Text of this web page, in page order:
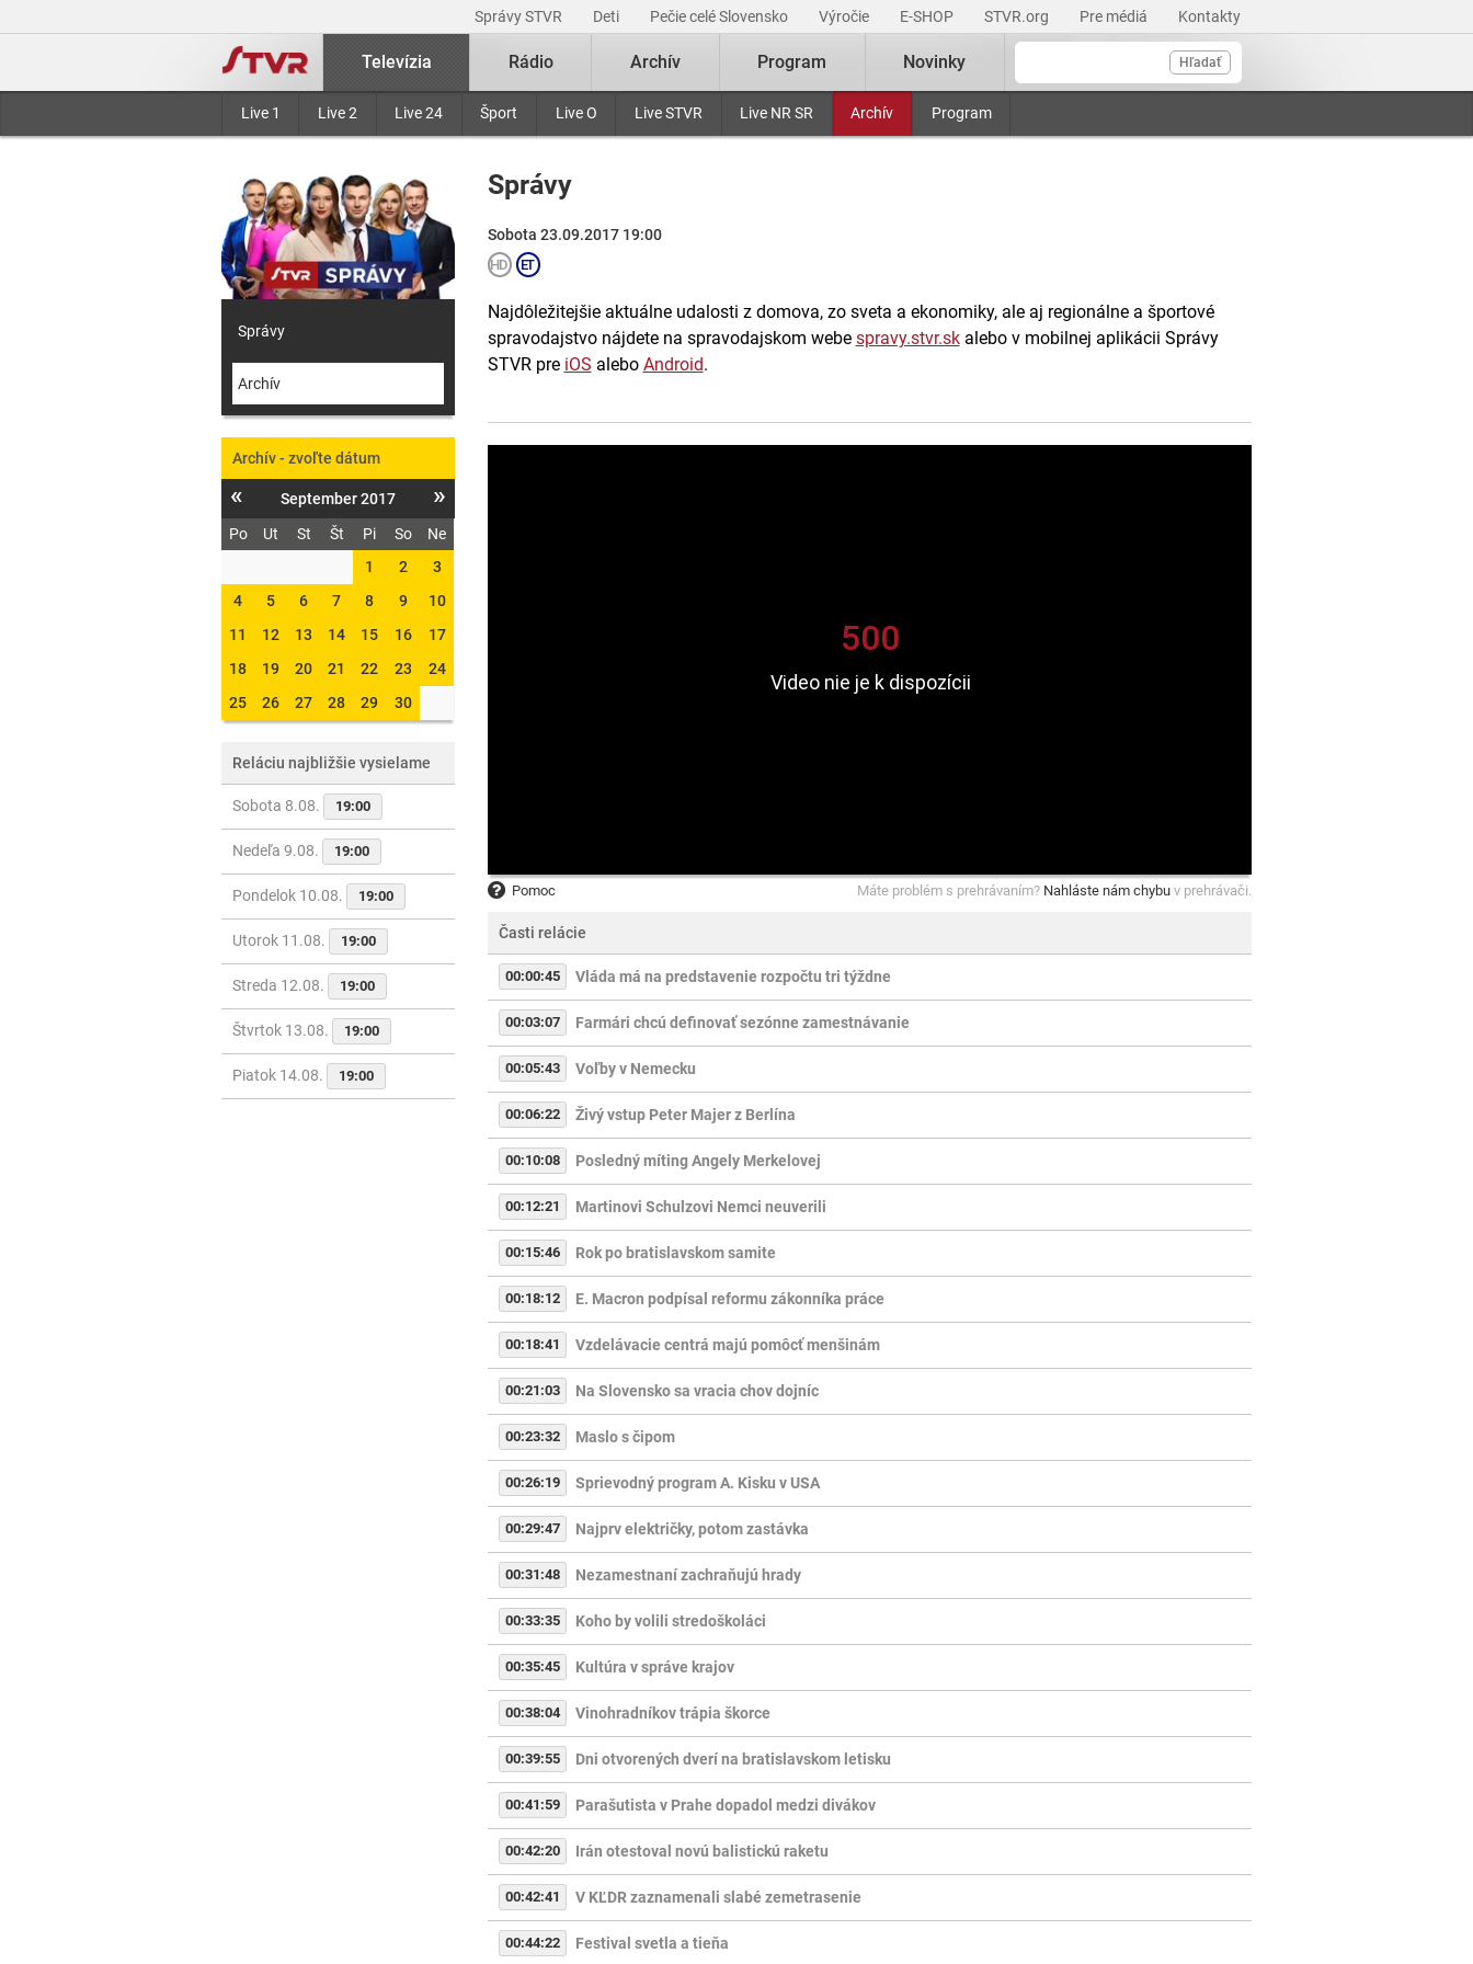
Správy STVR Deti Pečie celé Slovensko Výročie E-SHOP STVR.org Pre médiá Kontakty
Hľadať
Televízia
Live 1 Live 2 Live 24 Šport Live O Live STVR Live NR SR Archív Program
Rádio Archív Program Novinky
Správy
Sobota 23.09.2017 19:00
Najdôležitejšie aktuálne udalosti z domova, zo sveta a ekonomiky, ale aj regionálne a športové
spravodajstvo nájdete na spravodajskom webe spravy.stvr.skalebo v mobilnej aplikácii Správy
STVR pre iOS alebo Android.
Pomoc Máte problém s prehrávaním? Nahláste nám chybu v prehrávači.
Časti relácie
00:00:45 Vláda má na predstavenie rozpočtu tri týždne
00:03:07 Farmári chcú definovať sezónne zamestnávanie
00:05:43 Voľby v Nemecku
00:06:22 Živý vstup Peter Majer z Berlína
00:10:08 Posledný míting Angely Merkelovej
00:12:21 Martinovi Schulzovi Nemci neuverili
00:15:46 Rok po bratislavskom samite
00:18:12 E. Macron podpísal reformu zákonníka práce
00:18:41 Vzdelávacie centrá majú pomôcť menšinám
00:21:03 Na Slovensko sa vracia chov dojníc
00:23:32 Maslo s čipom
00:26:19 Sprievodný program A. Kisku v USA
00:29:47 Najprv električky, potom zastávka
00:31:48 Nezamestnaní zachraňujú hrady
00:33:35 Koho by volili stredoškoláci
00:35:45 Kultúra v správe krajov
00:38:04 Vinohradníkov trápia škorce
00:39:55 Dni otvorených dverí na bratislavskom letisku
00:41:59 Parašutista v Prahe dopadol medzi divákov
00:42:20 Irán otestoval novú balistickú raketu
00:42:41 V KĽDR zaznamenali slabé zemetrasenie
00:44:22 Festival svetla a tieňa
Správy
Archív
Archív - zvoľte dátum
« September 2017 »
Po Ut St Št Pi So
Ne
1
2
3
4
5 6 7 8 9
10
11
12 13 14 15 16
17
18
19 20 21 22 23
24
25
26 27 28 29 30
Reláciu najbližšie vysielame
Sobota 8.08. 19:00
Nedeľa 9.08. 19:00
Pondelok 10.08. 19:00
Utorok 11.08. 19:00
Streda 12.08. 19:00
Štvrtok 13.08. 19:00
Piatok 14.08. 19:00